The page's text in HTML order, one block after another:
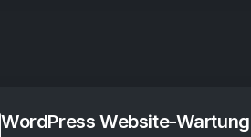
WordPress Website-